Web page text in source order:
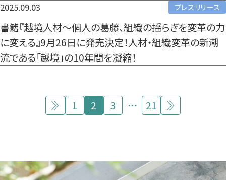
2025.09.03 プレスリリース
書籍『越境人材〜個人の葛藤、組織の揺らぎを変革の力
に変える』9月26日に発売決定！人材・組織変革の新潮
流である「越境」の10年間を凝縮！
ー
前
ー
ジ
1 2 3 … 21
次
ー